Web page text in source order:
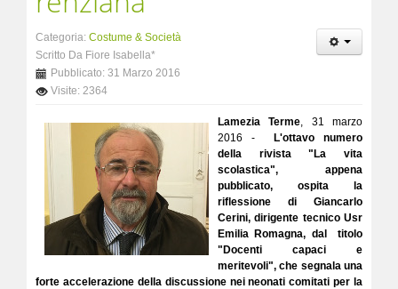
Categoria:Costume & Società
Scritto Da Fiore Isabella*
Pubblicato: 31 Marzo 2016
Visite: 2364
Lamezia Terme, 31 marzo
2016 -
L'ottavo numero
della rivista "La vita
scolastica", appena
pubblicato, ospita la
riflessione di Giancarlo
Cerini, dirigente tecnico Usr
Emilia Romagna, dal titolo
"Docenti capaci e
meritevoli", che segnala una
forte accelerazione della discussione nei neonati comitati per la